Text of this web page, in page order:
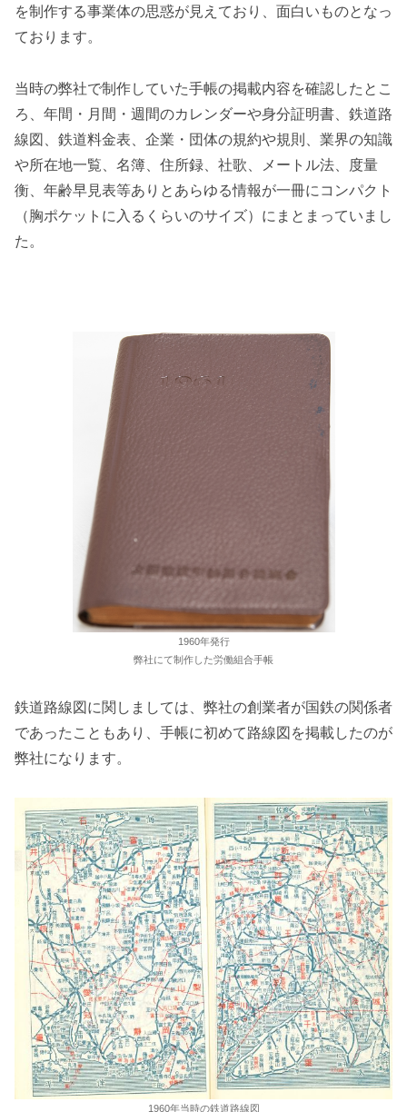
を制作する事業体の思惑が見えており、面白いものとなっ
ております。
当時の弊社で制作していた手帳の掲載内容を確認したとこ
ろ、年間・月間・週間のカレンダーや身分証明書、鉄道路
線図、鉄道料金表、企業・団体の規約や規則、業界の知識
や所在地一覧、名簿、住所録、社歌、メートル法、度量
衡、年齢早見表等ありとあらゆる情報が一冊にコンパクト
（胸ポケットに入るくらいのサイズ）にまとまっていまし
た。
1960年発行
弊社にて制作した労働組合手帳
鉄道路線図に関しましては、弊社の創業者が国鉄の関係者
であったこともあり、手帳に初めて路線図を掲載したのが
弊社になります。
1960年当時の鉄道路線図